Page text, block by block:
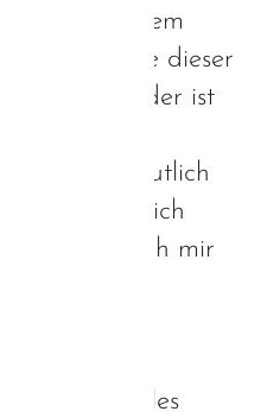
mit dem
attestierte dieser
"Markus Söder ist
vermutlich
tatsächlich
möchte ich mir
Autist sei, alles